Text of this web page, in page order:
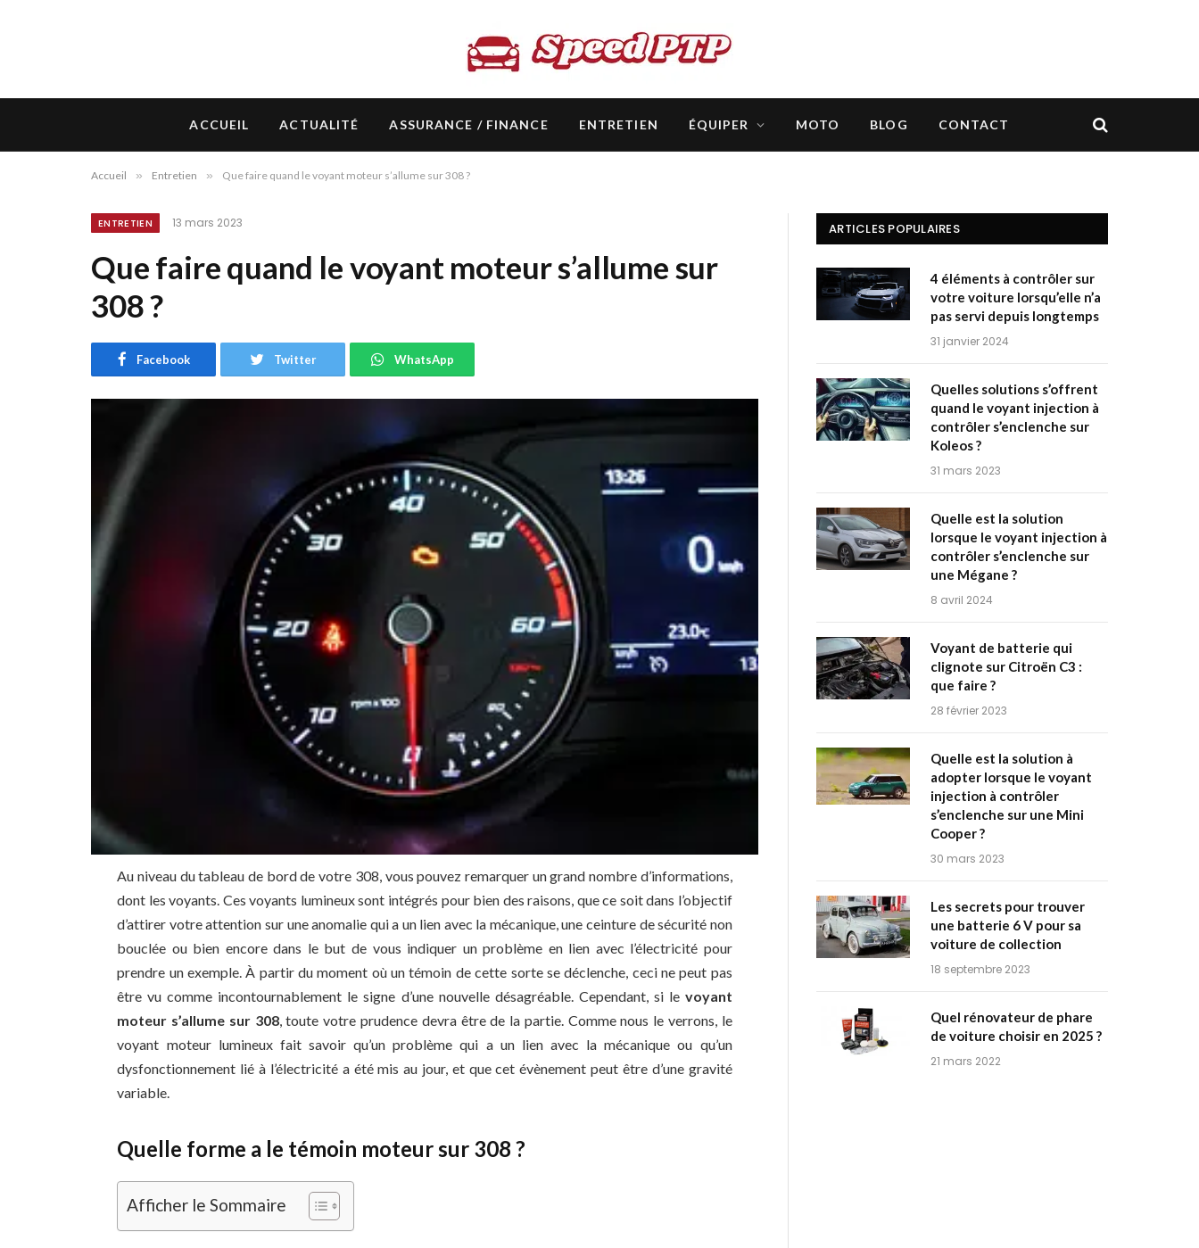
ACCUEIL ACTUALITÉ ASSURANCE / FINANCE ENTRETIEN ÉQUIPER MOTO BLOG CONTACT
Accueil » Entretien » Que faire quand le voyant moteur s’allume sur 308 ?
ENTRETIEN 13 mars 2023
Que faire quand le voyant moteur s’allume sur
308 ?
Facebook Twitter WhatsApp
Au niveau du tableau de bord de votre 308, vous pouvez remarquer un grand nombre d’informations,
dont les voyants. Ces voyants lumineux sont intégrés pour bien des raisons, que ce soit dans l’objectif
d’attirer votre attention sur une anomalie qui a un lien avec la mécanique, une ceinture de sécurité non
bouclée ou bien encore dans le but de vous indiquer un problème en lien avec l’électricité pour
prendre un exemple. À partir du moment où un témoin de cette sorte se déclenche, ceci ne peut pas
être vu comme incontournablement le signe d’une nouvelle désagréable. Cependant, si le voyant
moteur s’allume sur 308, toute votre prudence devra être de la partie. Comme nous le verrons, le
voyant moteur lumineux fait savoir qu’un problème qui a un lien avec la mécanique ou qu’un
dysfonctionnement lié à l’électricité a été mis au jour, et que cet évènement peut être d’une gravité
variable.
Quelle forme a le témoin moteur sur 308 ?
Afficher le Sommaire
ARTICLES POPULAIRES
4 éléments à contrôler sur
votre voiture lorsqu’elle n’a
pas servi depuis longtemps
31 janvier 2024
Quelles solutions s’offrent
quand le voyant injection à
contrôler s’enclenche sur
Koleos ?
31 mars 2023
Quelle est la solution
lorsque le voyant injection à
contrôler s’enclenche sur
une Mégane ?
8 avril 2024
Voyant de batterie qui
clignote sur Citroën C3 :
que faire ?
28 février 2023
Quelle est la solution à
adopter lorsque le voyant
injection à contrôler
s’enclenche sur une Mini
Cooper ?
30 mars 2023
Les secrets pour trouver
une batterie 6 V pour sa
voiture de collection
18 septembre 2023
Quel rénovateur de phare
de voiture choisir en 2025 ?
21 mars 2022